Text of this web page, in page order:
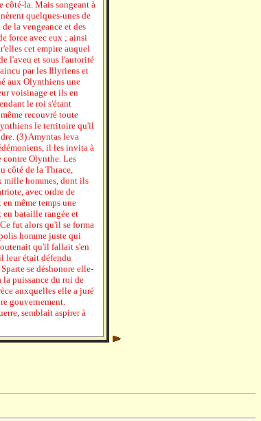
côté-la. Mais songeant à
quelques-unes de
la vengeance et des
force avec eux ; ainsi
cet empire auquel
l'aveu et sous l'autorité
par les Illyriens et
aux Olynthiens une
voisinage et ils en
le roi s'étant
recouvré toute
le territoire qu'il
(3) Amyntas leva
il les invita à
contre Olynthe. Les
côté de la Thrace,
mille hommes, dont ils
avec ordre de
même temps une
bataille rangée et
fut alors qu'il se forma
homme juste qui
qu'il fallait s'en
leur était défendu
se déshonore elle-
la puissance du roi de
auxquelles elle a juré
gouvernement.
semblait aspirer à